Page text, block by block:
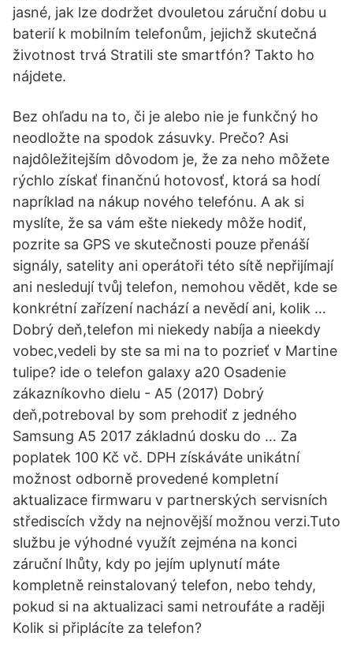
jasné, jak lze dodržet dvouletou záruční dobu u
baterií k mobilním telefonům, jejichž skutečná
životnost trvá Stratili ste smartfón? Takto ho
nájdete.
Bez ohľadu na to, či je alebo nie je funkčný ho
neodložte na spodok zásuvky. Prečo? Asi
najdôležitejším dôvodom je, že za neho môžete
rýchlo získať finančnú hotovosť, ktorá sa hodí
napríklad na nákup nového telefónu. A ak si
myslíte, že sa vám ešte niekedy môže hodiť,
pozrite sa GPS ve skutečnosti pouze přenáší
signály, satelity ani operátoři této sítě nepřijímají
ani nesledují tvůj telefon, nemohou vědět, kde se
konkrétní zařízení nachází a nevědí ani, kolik …
Dobrý deň,telefon mi niekedy nabíja a nieekdy
vobec,vedeli by ste sa mi na to pozrieť v Martine
tulipe? ide o telefon galaxy a20 Osadenie
zákazníkovho dielu - A5 (2017) Dobrý
deň,potreboval by som prehodiť z jedného
Samsung A5 2017 základnú dosku do … Za
poplatek 100 Kč vč. DPH získáváte unikátní
možnost odborně provedené kompletní
aktualizace firmwaru v partnerských servisních
střediscích vždy na nejnovější možnou verzi.Tuto
službu je výhodné využít zejména na konci
záruční lhůty, kdy po jejím uplynutí máte
kompletně reinstalovaný telefon, nebo tehdy,
pokud si na aktualizaci sami netroufáte a raději
Kolik si připlácíte za telefon?